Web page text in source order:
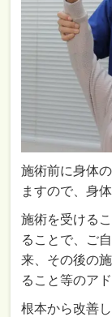
施術前に身体
ますので、身
施術を受ける
ることで、ご
来、その後の
ること等のア
根本から改善